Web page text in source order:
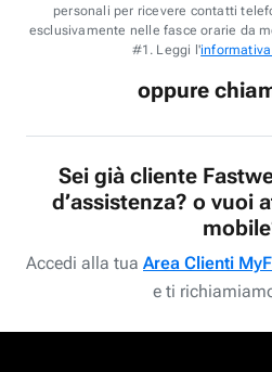
personali per ricevere contatti
esclusivamente nelle fasce orarie da
#1. Leggi l'
oppure
Sei già cliente
d’assistenza? o vuoi
Accedi alla tua Area Clienti
e ti